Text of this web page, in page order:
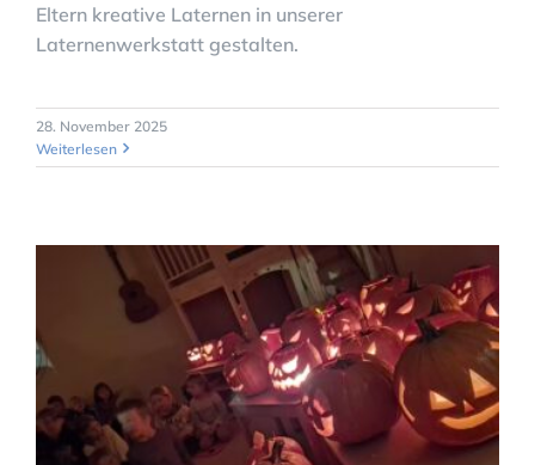
Eltern kreative Laternen in unserer
Laternenwerkstatt gestalten.
28. November 2025
Weiterlesen